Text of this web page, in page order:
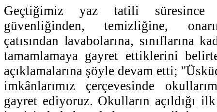
Geçtiğimiz yaz tatili süresince
güvenliğinden, temizliğine,
çatısından lavabolarına, sınıflarına
tamamlamaya gayret ettiklerini
açıklamalarına şöyle devam etti;
imkânlarımız çerçevesinde
gayret ediyoruz. Okulların açıldığı